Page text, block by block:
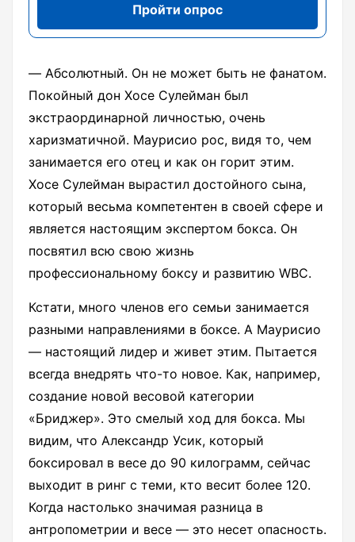
Пройти опрос
― Абсолютный. Он не может быть не фанатом.
Покойный дон Хосе Сулейман был
экстраординарной личностью, очень
харизматичной. Маурисио рос, видя то, чем
занимается его отец и как он горит этим.
Хосе Сулейман вырастил достойного сына,
который весьма компетентен в своей сфере и
является настоящим экспертом бокса. Он
посвятил всю свою жизнь
профессиональному боксу и развитию WBC.
Кстати, много членов его семьи занимается
разными направлениями в боксе. А Маурисио
― настоящий лидер и живет этим. Пытается
всегда внедрять что-то новое. Как, например,
создание новой весовой категории
«Бриджер». Это смелый ход для бокса. Мы
видим, что Александр Усик, который
боксировал в весе до 90 килограмм, сейчас
выходит в ринг с теми, кто весит более 120.
Когда настолько значимая разница в
антропометрии и весе — это несет опасность.